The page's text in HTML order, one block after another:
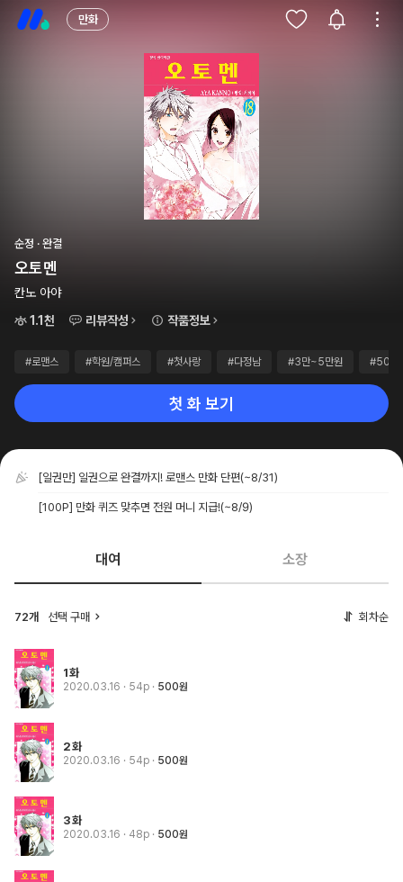
만화
순정 · 완결
오토멘
칸노 아야
1.1천
리뷰작성 작품정보
#로맨스 #학원/캠퍼스 #첫사랑 #다정남 #3만~5만원 #50화
첫 화 보기
[일권만] 일권으로 완결까지! 로맨스 만화 단편(~8/31)
[100P] 만화 퀴즈 맞추면 전원 머니 지급!(~8/9)
대여 소장
72개 선택 구매 회차순
1화
2020.03.16 · 54p 500원
2화
2020.03.16 · 54p 500원
3화
2020.03.16 · 48p 500원